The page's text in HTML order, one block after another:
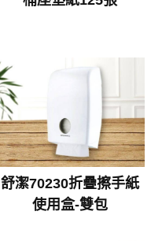
舒潔70230折疊擦手紙
使用盒-雙包